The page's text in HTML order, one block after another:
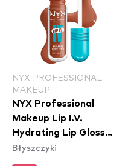
NYX PROFESSIONAL
MAKEUP
NYX Professional
Makeup Lip I.V.
Hydrating Lip Gloss
Stain - 01 Caramel Drip
Błyszczyki